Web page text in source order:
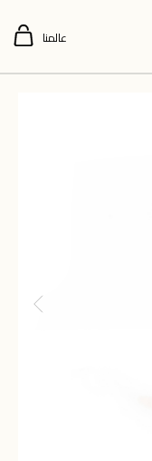
عالمنا